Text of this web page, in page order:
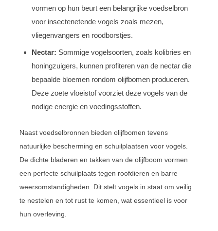
vormen op hun beurt een belangrijke voedselbron
voor insectenetende vogels zoals mezen,
vliegenvangers en roodborstjes.
Nectar: Sommige vogelsoorten, zoals kolibries en
honingzuigers, kunnen profiteren van de nectar die
bepaalde bloemen rondom olijfbomen produceren.
Deze zoete vloeistof voorziet deze vogels van de
nodige energie en voedingsstoffen.
Naast voedselbronnen bieden olijfbomen tevens
natuurlijke bescherming en schuilplaatsen voor vogels.
De dichte bladeren en takken van de olijfboom vormen
een perfecte schuilplaats tegen roofdieren en barre
weersomstandigheden. Dit stelt vogels in staat om veilig
te nestelen en tot rust te komen, wat essentieel is voor
hun overleving.